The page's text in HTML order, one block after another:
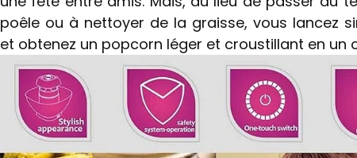
poêle ou à nettoyer de la graisse, vous lancez
et obtenez un popcorn léger et croustillant en un